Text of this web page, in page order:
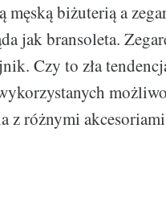
biżuterią a
jak bransoleta.
Czy to zła
z różnymi